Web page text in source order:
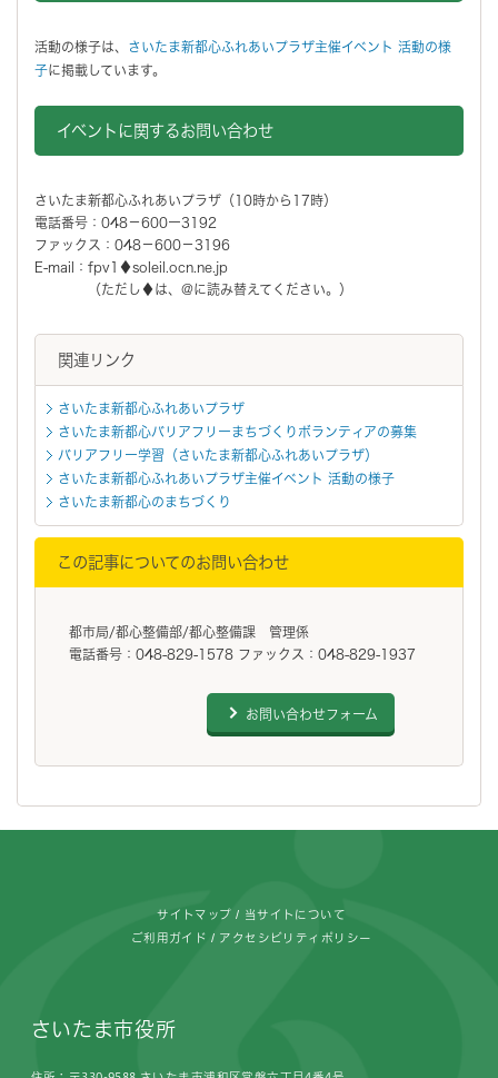
活動の様子は、 さいたま新都心ふれあいプラザ主催イベント 活動の様
子に掲載しています。
イベントに関するお問い合わせ
さいたま新都心ふれあいプラザ（10時から17時）
電話番号：048－600ー3192
ファックス：048－600－3196
E-mail：fpv1♦soleil.ocn.ne.jp
（ただし♦は、@に読み替えてください。）
関連リンク
さいたま新都心ふれあいプラザ
さいたま新都心バリアフリーまちづくりボランティアの募集
バリアフリー学習（さいたま新都心ふれあいプラザ）
さいたま新都心ふれあいプラザ主催イベント 活動の様子
さいたま新都心のまちづくり
この記事についてのお問い合わせ
都市局/都心整備部/都心整備課 管理係
電話番号：048-829-1578 ファックス：048-829-1937
お問い合わせフォーム
サイトマップ 当サイトについて
ご利用ガイド アクセシビリティポリシー
さいたま市役所